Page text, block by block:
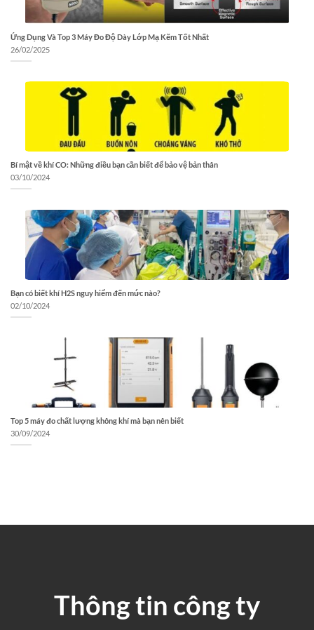
Ứng Dụng Và Top 3 Máy Đo Độ Dày Lớp Mạ Kẽm Tốt Nhất
26/02/2025
Bí mật về khí CO: Những điều bạn cần biết để bảo vệ bản thân
03/10/2024
Bạn có biết khí H2S nguy hiểm đến mức nào?
02/10/2024
Top 5 máy đo chất lượng không khí mà bạn nên biết
30/09/2024
Thông tin công ty